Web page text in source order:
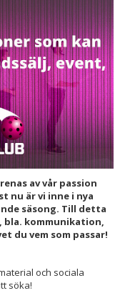
av vår passion
nu är vi inne i nya
säsong. Till detta
bla. kommunikation,
du vem som passar!
och sociala
söka!